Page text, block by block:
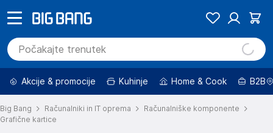
Akcije & promocije Kuhinje Home & Cook B2B
Big Bang Računalniki in IT oprema
Računalniške komponente
Grafične kartice